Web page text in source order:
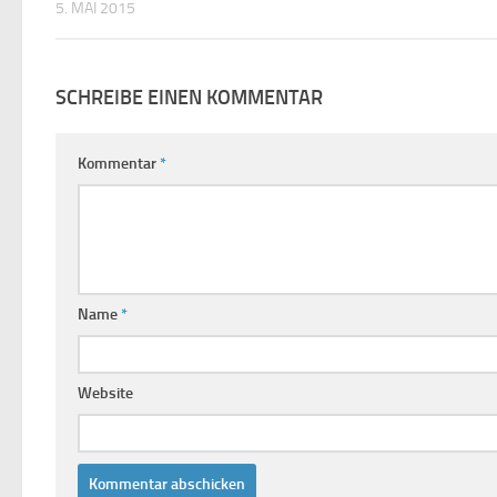
5. MAI 2015
SCHREIBE EINEN KOMMENTAR
Kommentar*
Name*
Website